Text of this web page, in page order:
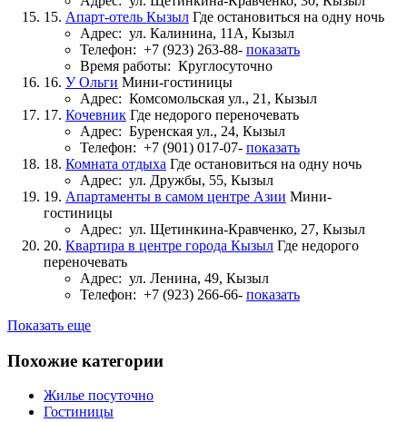
15. Апарт-отель Кызыл Где остановиться на одну ночь
Адрес: ул. Калинина, 11А, Кызыл
Телефон: +7 (923) 263-88- показать
Время работы: Круглосуточно
16. У Ольги Мини-гостиницы
Адрес: Комсомольская ул., 21, Кызыл
17. Кочевник Где недорого переночевать
Адрес: Буренская ул., 24, Кызыл
Телефон: +7 (901) 017-07- показать
18. Комната отдыха Где остановиться на одну ночь
Адрес: ул. Дружбы, 55, Кызыл
19. Апартаменты в самом центре Азии Мини-
гостиницы
Адрес: ул. Щетинкина-Кравченко, 27, Кызыл
20. Квартира в центре города Кызыл Где недорого
переночевать
Адрес: ул. Ленина, 49, Кызыл
Телефон: +7 (923) 266-66- показать
Показать еще
Похожие категории
Жилье посуточно
Гостиницы